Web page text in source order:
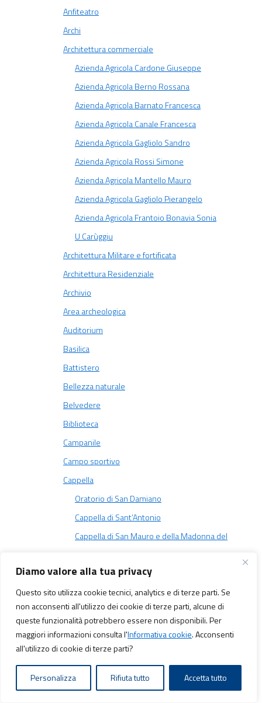
Diamo valore alla tua privacy
Questo sito utilizza cookie tecnici, analytics e di terze parti. Se
non acconsenti all'utilizzo dei cookie di terze parti, alcune di
queste funzionalità potrebbero essere non disponibili. Per
maggiori informazioni consulta l'Informativa cookie. Acconsenti
all'utilizzo di cookie di terze parti?
Personalizza Rifiuta tutto Accetta tutto
Anfiteatro
Archi
Architettura commerciale
Azienda Agricola Cardone Giuseppe
Azienda Agricola Berno Rossana
Azienda Agricola Barnato Francesca
Azienda Agricola Canale Francesca
Azienda Agricola Gagliolo Sandro
Azienda Agricola Rossi Simone
Azienda Agricola Mantello Mauro
Azienda Agricola Gagliolo Pierangelo
Azienda Agricola Frantoio Bonavia Sonia
U Carùggiu
Architettura Militare e fortificata
Architettura Residenziale
Archivio
Area archeologica
Auditorium
Basilica
Battistero
Bellezza naturale
Belvedere
Biblioteca
Campanile
Campo sportivo
Cappella
Oratorio di San Damiano
Cappella di Sant’Antonio
Cappella di San Mauro e della Madonna del
Cappella di San Giovanni Battista
Cappella di San Martino di Tours
Cappella di San Sebastiano Martire
Cappella della Madonna della Neve
Cappella dell’Immacolata Concezione
Cappella dell’Immacolata Concezione